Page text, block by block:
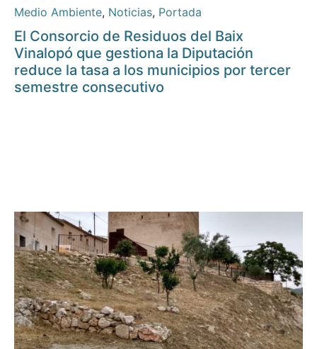
Medio Ambiente, Noticias, Portada
El Consorcio de Residuos del Baix
Vinalopó que gestiona la Diputación
reduce la tasa a los municipios por tercer
semestre consecutivo